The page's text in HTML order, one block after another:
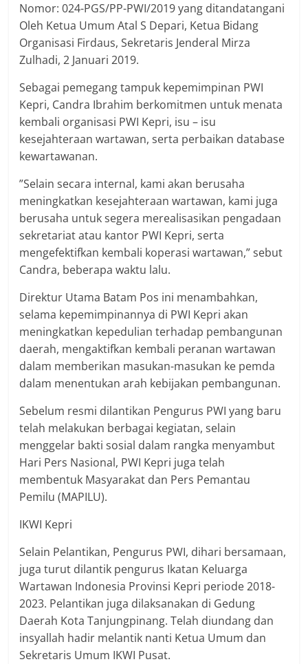
Nomor: 024-PGS/PP-PWI/2019 yang ditandatangani
Oleh Ketua Umum Atal S Depari, Ketua Bidang
Organisasi Firdaus, Sekretaris Jenderal Mirza
Zulhadi, 2 Januari 2019.
Sebagai pemegang tampuk kepemimpinan PWI
Kepri, Candra Ibrahim berkomitmen untuk menata
kembali organisasi PWI Kepri, isu – isu
kesejahteraan wartawan, serta perbaikan database
kewartawanan.
”Selain secara internal, kami akan berusaha
meningkatkan kesejahteraan wartawan, kami juga
berusaha untuk segera merealisasikan pengadaan
sekretariat atau kantor PWI Kepri, serta
mengefektifkan kembali koperasi wartawan,” sebut
Candra, beberapa waktu lalu.
Direktur Utama Batam Pos ini menambahkan,
selama kepemimpinannya di PWI Kepri akan
meningkatkan kepedulian terhadap pembangunan
daerah, mengaktifkan kembali peranan wartawan
dalam memberikan masukan-masukan ke pemda
dalam menentukan arah kebijakan pembangunan.
Sebelum resmi dilantikan Pengurus PWI yang baru
telah melakukan berbagai kegiatan, selain
menggelar bakti sosial dalam rangka menyambut
Hari Pers Nasional, PWI Kepri juga telah
membentuk Masyarakat dan Pers Pemantau
Pemilu (MAPILU).
IKWI Kepri
Selain Pelantikan, Pengurus PWI, dihari bersamaan,
juga turut dilantik pengurus Ikatan Keluarga
Wartawan Indonesia Provinsi Kepri periode 2018-
2023. Pelantikan juga dilaksanakan di Gedung
Daerah Kota Tanjungpinang. Telah diundang dan
insyallah hadir melantik nanti Ketua Umum dan
Sekretaris Umum IKWI Pusat.